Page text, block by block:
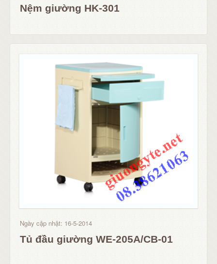
Nệm giường HK-301
Ngày cập nhật: 16-5-2014
Tủ đầu giường WE-205A/CB-01